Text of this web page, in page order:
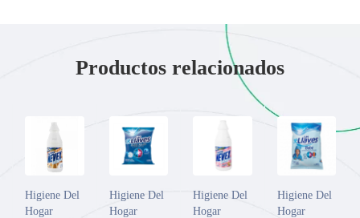
Productos relacionados
Higiene Del
Hogar
Higiene Del
Hogar
Higiene Del
Hogar
Higiene Del
Hogar